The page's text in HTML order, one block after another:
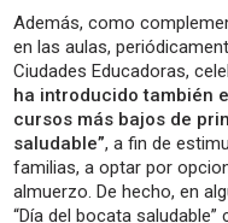
Además, como
en las aulas,
Ciudades Educadoras,
ha introducido también
cursos más bajos de
saludable”, a fin de
familias, a optar por
almuerzo. De hecho, en
“Día del bocata